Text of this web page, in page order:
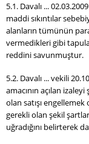
5.1. Davalı ...
maddi sıkıntılar
alanların tümünün
vermedikleri gibi
reddini savunmuştur.
5.2. Davalı ... vekili
amacının açılan
olan satışı
gerekli olan şekil
uğradığını belirterek